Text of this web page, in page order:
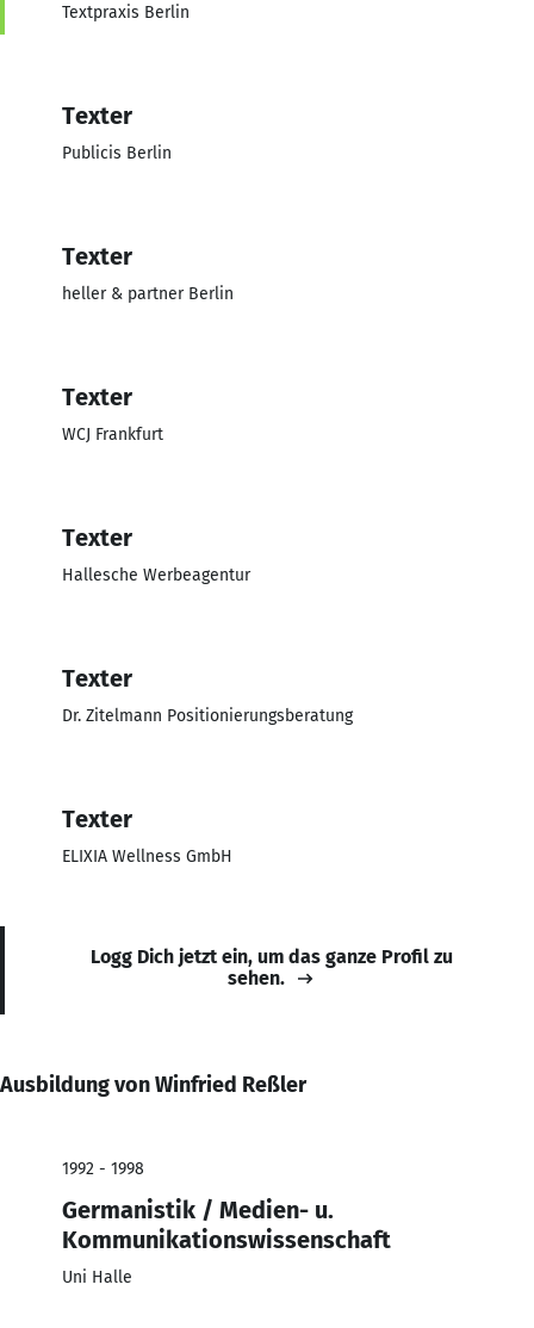
Textpraxis Berlin
Texter
Publicis Berlin
Texter
heller & partner Berlin
Texter
WCJ Frankfurt
Texter
Hallesche Werbeagentur
Texter
Dr. Zitelmann Positionierungsberatung
Texter
ELIXIA Wellness GmbH
Logg Dich jetzt ein, um das ganze Profil zu
sehen.
Ausbildung von Winfried Reßler
1992 - 1998
Germanistik / Medien- u.
Kommunikationswissenschaft
Uni Halle